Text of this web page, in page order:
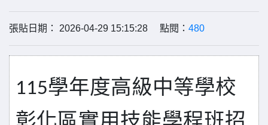
張貼日期： 2026-04-29 15:15:28 點閱： 480
115學年度高級中等學校
彰化區實用技能學程班招